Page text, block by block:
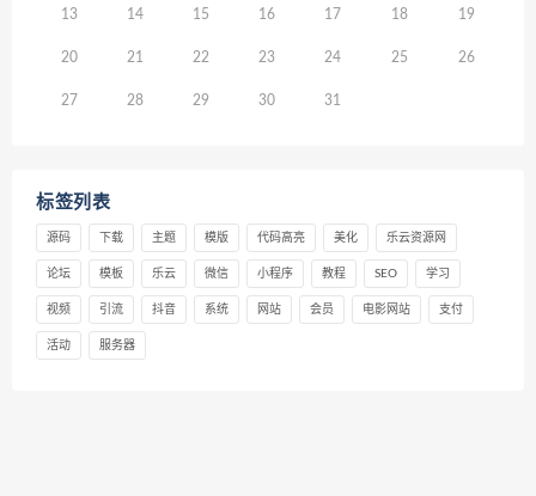
13 14 15 16 17 18 19
20 21 22 23 24 25 26
27 28 29 30 31
标签列表
源码 下载 主题 模版 代码高亮 美化 乐云资源网
论坛 模板 乐云 微信 小程序 教程 SEO 学习
视频 引流 抖音 系统 网站 会员 电影网站 支付
活动 服务器